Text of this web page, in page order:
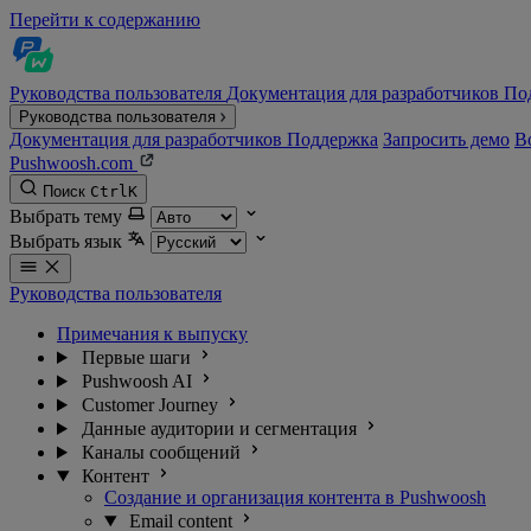
Перейти к содержанию
Руководства пользователя Документация для разработчиков
Руководства пользователя
Документация для разработчиков Поддержка Запросить демо
Pushwoosh.com
Поиск CtrlK
Выбрать тему
Выбрать язык
Руководства пользователя
Примечания к выпуску
Первые шаги
Pushwoosh AI
Customer Journey
Данные аудитории и сегментация
Каналы сообщений
Контент
Создание и организация контента в Pushwoosh
Email content